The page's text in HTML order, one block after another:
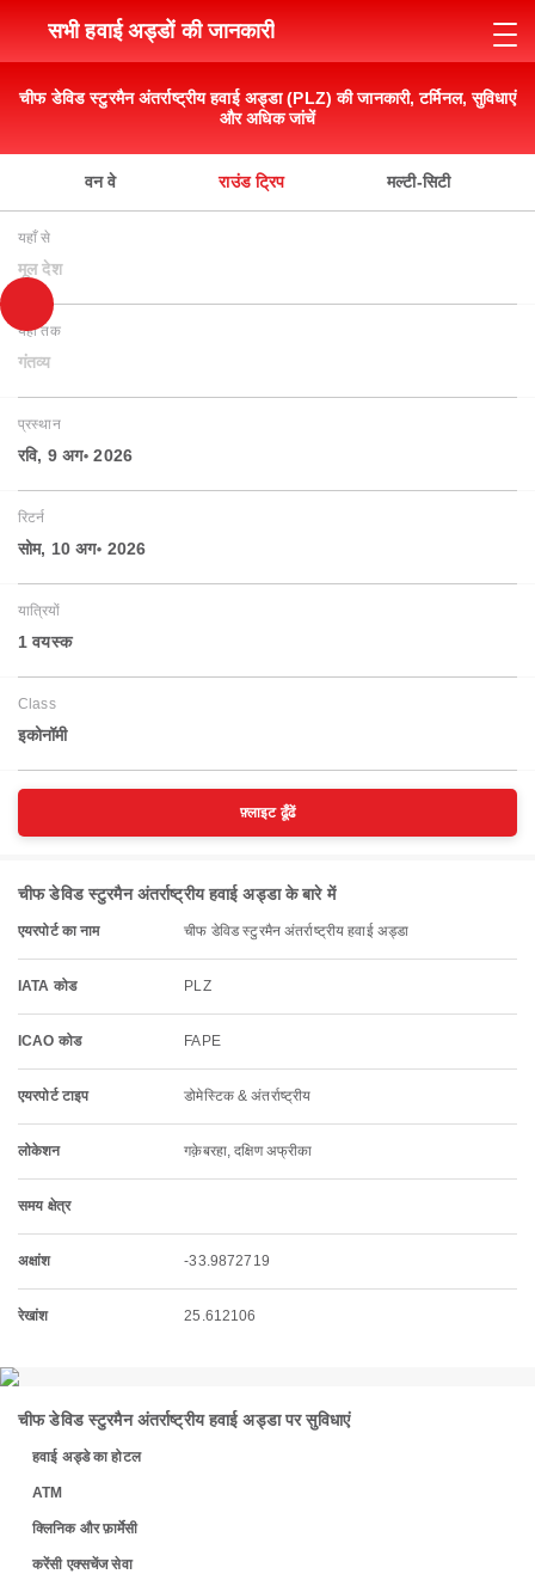
सभी हवाई अड्डों की जानकारी
चीफ डेविड स्टुरमैन अंतर्राष्ट्रीय हवाई अड्डा (PLZ) की जानकारी, टर्मिनल, सुविधाएं
और अधिक जांचें
वन वे राउंड ट्रिप मल्टी-सिटी
यहाँ से
मूल देश
यहाँ तक
गंतव्य
प्रस्थान
रवि, 9 अग॰ 2026
रिटर्न
सोम, 10 अग॰ 2026
यात्रियों
1 वयस्‍क
Class
इकोनॉमी
फ़्लाइट ढूँढें
चीफ डेविड स्टुरमैन अंतर्राष्ट्रीय हवाई अड्डा के बारे में
एयरपोर्ट का नाम चीफ डेविड स्टुरमैन अंतर्राष्ट्रीय हवाई अड्डा
IATA कोड PLZ
ICAO कोड FAPE
एयरपोर्ट टाइप डोमेस्टिक & अंतर्राष्ट्रीय
लोकेशन गक़ेबरहा, दक्षिण अफ्रीका
समय क्षेत्र
अक्षांश -33.9872719
रेखांश 25.612106
चीफ डेविड स्टुरमैन अंतर्राष्ट्रीय हवाई अड्डा पर सुविधाएं
हवाई अड्डे का होटल
ATM
क्लिनिक और फ़ार्मेसी
करेंसी एक्सचेंज सेवा